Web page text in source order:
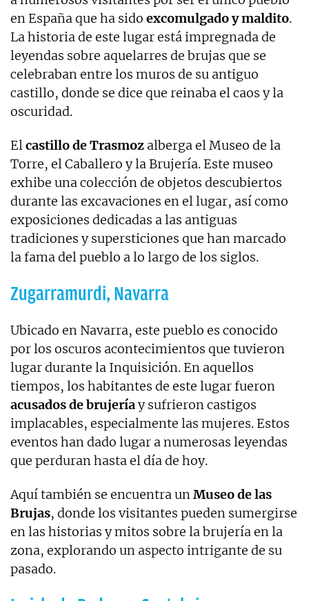
en España que ha sido excomulgado y maldito.
La historia de este lugar está impregnada de
leyendas sobre aquelarres de brujas que se
celebraban entre los muros de su antiguo
castillo, donde se dice que reinaba el caos y la
oscuridad.
Elcastillo de Trasmoz alberga el Museo de la
Torre, el Caballero y la Brujería. Este museo
exhibe una colección de objetos descubiertos
durante las excavaciones en el lugar, así como
exposiciones dedicadas a las antiguas
tradiciones y supersticiones que han marcado
la fama del pueblo a lo largo de los siglos.
Zugarramurdi, Navarra
Ubicado en Navarra, este pueblo es conocido
por los oscuros acontecimientos que tuvieron
lugar durante la Inquisición. En aquellos
tiempos, los habitantes de este lugar fueron
acusados de brujeríay sufrieron castigos
implacables, especialmente las mujeres. Estos
eventos han dado lugar a numerosas leyendas
que perduran hasta el día de hoy.
Aquí también se encuentra unMuseo de las
Brujas, donde los visitantes pueden sumergirse
en las historias y mitos sobre la brujería en la
zona, explorando un aspecto intrigante de su
pasado.